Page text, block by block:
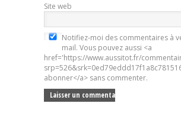
Site web
Notifiez-moi des commentaires à
mail. Vous pouvez aussi <a
href='https://www.aussitot.fr/
abonner</a> sans commenter.